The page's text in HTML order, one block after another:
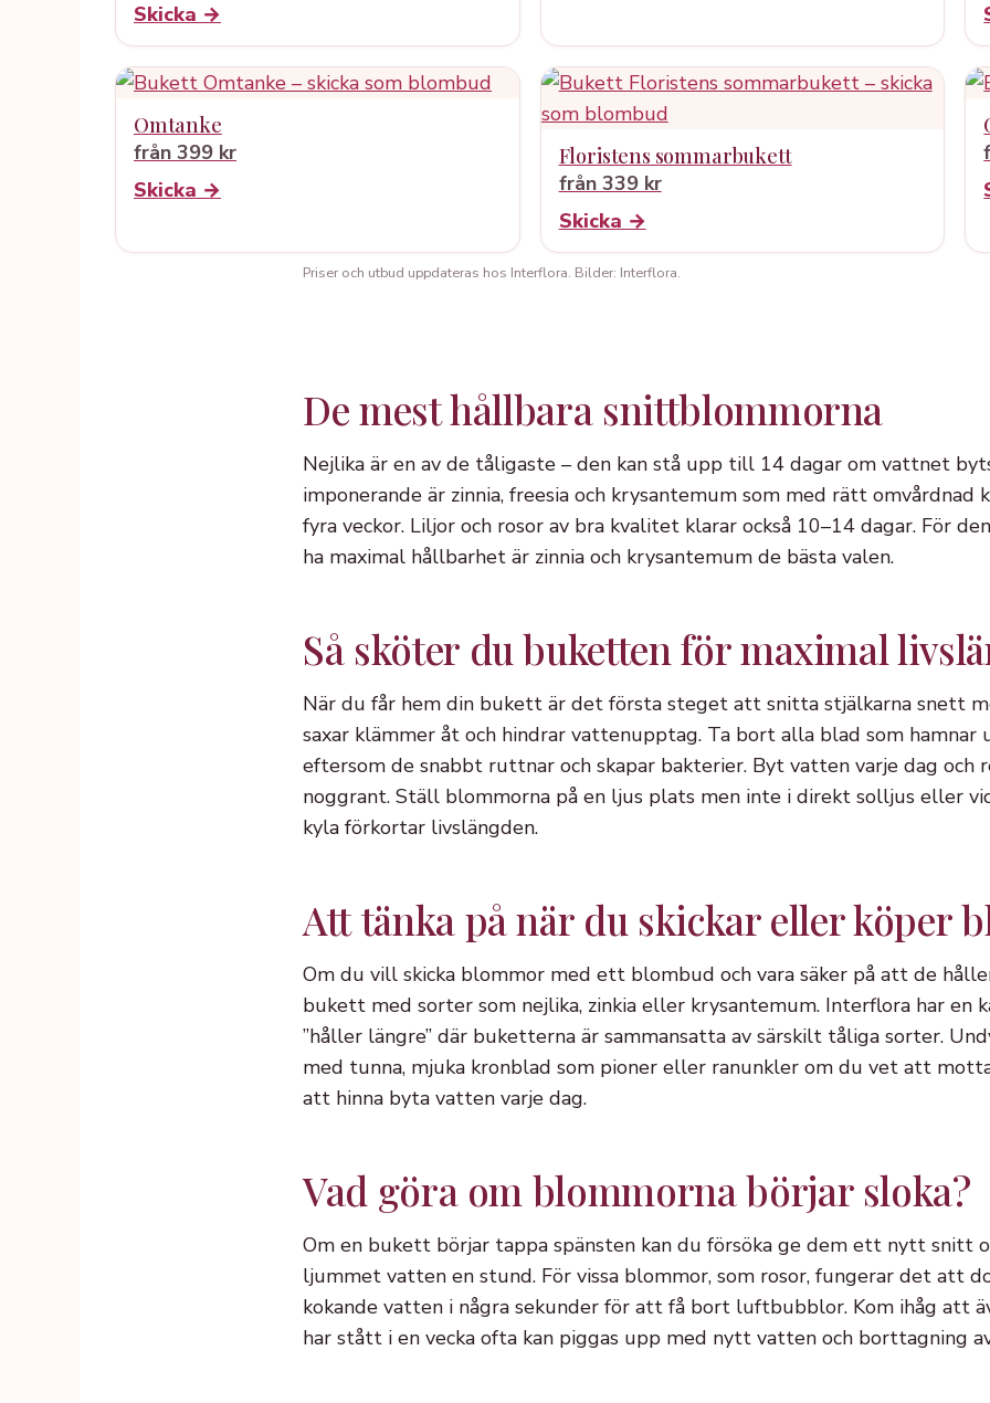
Skicka →
Omtanke
från 399 kr
Skicka →
Floristens sommarbukett
från 339 kr
Skicka →
Priser och utbud uppdateras hos Interflora. Bilder: Interflora.
De mest hållbara snittblommorna
Nejlika är en av de tåligaste – den kan stå upp till 14 dagar om vattnet
imponerande är zinnia, freesia och krysantemum som med rätt
fyra veckor. Liljor och rosor av bra kvalitet klarar också 10–14 dagar. För
ha maximal hållbarhet är zinnia och krysantemum de bästa valen.
Så sköter du buketten för maximal
När du får hem din bukett är det första steget att snitta stjälkarna snett
saxar klämmer åt och hindrar vattenupptag. Ta bort alla blad som hamnar
eftersom de snabbt ruttnar och skapar bakterier. Byt vatten varje dag och
noggrant. Ställ blommorna på en ljus plats men inte i direkt solljus eller
kyla förkortar livslängden.
Att tänka på när du skickar eller köper
Om du vill skicka blommor med ett blombud och vara säker på att de
bukett med sorter som nejlika, zinkia eller krysantemum. Interflora har en
”håller längre” där buketterna är sammansatta av särskilt tåliga sorter.
med tunna, mjuka kronblad som pioner eller ranunkler om du vet att
att hinna byta vatten varje dag.
Vad göra om blommorna börjar sloka?
Om en bukett börjar tappa spänsten kan du försöka ge dem ett nytt snitt
ljummet vatten en stund. För vissa blommor, som rosor, fungerar det att
kokande vatten i några sekunder för att få bort luftbubblor. Kom ihåg att
har stått i en vecka ofta kan piggas upp med nytt vatten och borttagning